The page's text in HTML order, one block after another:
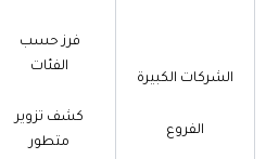
فرز حسب
الفئات
كشف تزوير
متطور
الشركات الكبيرة
الفروع